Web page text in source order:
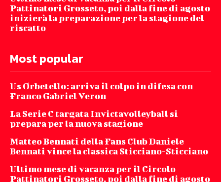
Pattinatori Grosseto, poi dalla fine di agosto
inizierà la preparazione per la stagione del
riscatto
Most popular
Us Orbetello: arriva il colpo in difesa con
Franco Gabriel Veron
La Serie C targata Invictavolleyball si
prepara per la nuova stagione
Matteo Bennati della Fans Club Daniele
Bennati vince la classica Sticciano-Sticciano
Ultimo mese di vacanza per il Circolo
Pattinatori Grosseto, poi dalla fine di agosto